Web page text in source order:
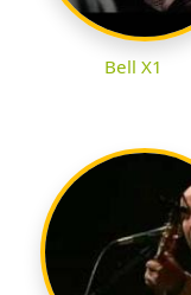
Bell X1